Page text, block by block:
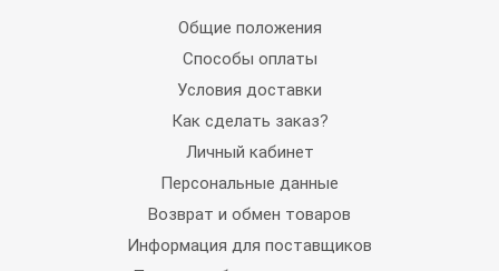
Общие положения
Способы оплаты
Условия доставки
Как сделать заказ?
Личный кабинет
Персональные данные
Возврат и обмен товаров
Информация для поставщиков